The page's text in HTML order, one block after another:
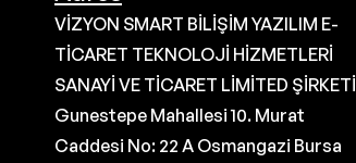
VİZYON SMART BİLİŞİM YAZILIM E-
TİCARET TEKNOLOJİ HİZMETLERİ
SANAYİ VE TİCARET LİMİTED ŞİRKETİ
Gunestepe Mahallesi 10. Murat
Caddesi No: 22 A Osmangazi Bursa